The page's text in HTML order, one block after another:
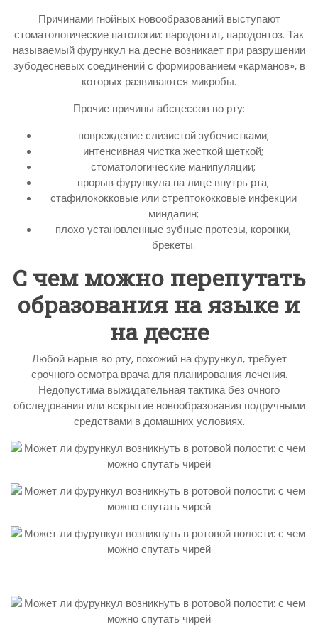
Причинами гнойных новообразований выступают
стоматологические патологии: пародонтит, пародонтоз. Так
называемый фурункул на десне возникает при разрушении
зубодесневых соединений с формированием «карманов», в
которых развиваются микробы.
Прочие причины абсцессов во рту:
повреждение слизистой зубочистками;
интенсивная чистка жесткой щеткой;
стоматологические манипуляции;
прорыв фурункула на лице внутрь рта;
стафилококковые или стрептококковые инфекции
миндалин;
плохо установленные зубные протезы, коронки,
брекеты.
С чем можно перепутать
образования на языке и
на десне
Любой нарыв во рту, похожий на фурункул, требует
срочного осмотра врача для планирования лечения.
Недопустима выжидательная тактика без очного
обследования или вскрытие новообразования подручными
средствами в домашних условиях.